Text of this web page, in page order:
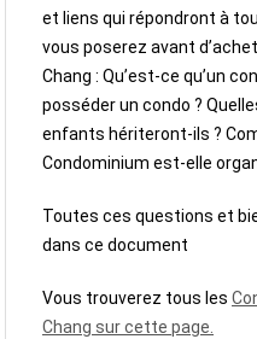
et liens qui répondront à
vous poserez avant
Chang : Qu’est-ce qu’un
posséder un condo ?
enfants hériteront-ils ?
Condominium est-elle
Toutes ces questions et
dans ce document
Vous trouverez tous les
Chang sur cette page.